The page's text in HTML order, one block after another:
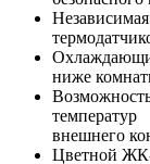
ниже
внешнего
Цветной ЖК-